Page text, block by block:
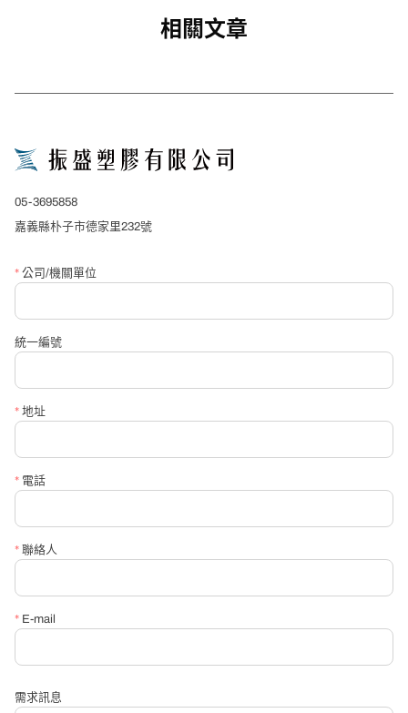
相關文章
05-3695858
嘉義縣朴子市德家里232號
* 公司/機關單位
統一編號
* 地址
* 電話
* 聯絡人
* E-mail
需求訊息